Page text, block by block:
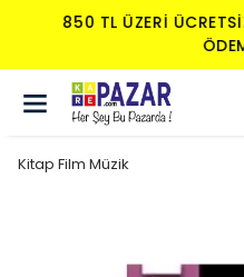
850 TL ÜZERI
Kitap Film Müzik